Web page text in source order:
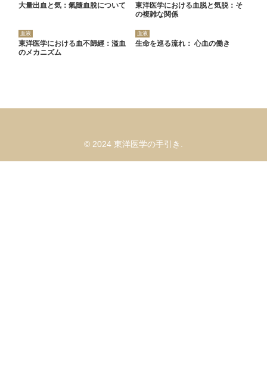
大量出血と気：氣隨血脫について
東洋医学における血脱と気脱：そ
の複雑な関係
血液
東洋医学における血不歸經：溢血
のメカニズム
血液
生命を巡る流れ： 心血の働き
© 2024 東洋医学の手引き.